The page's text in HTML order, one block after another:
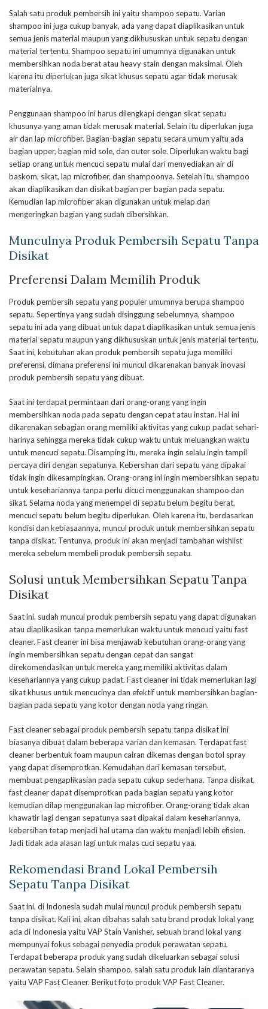
Salah satu produk pembersih ini yaitu shampoo sepatu. Varian
shampoo ini juga cukup banyak, ada yang dapat diaplikasikan untuk
semua jenis material maupun yang dikhususkan untuk sepatu dengan
material tertentu. Shampoo sepatu ini umumnya digunakan untuk
membersihkan noda berat atau heavy stain dengan maksimal. Oleh
karena itu diperlukan juga sikat khusus sepatu agar tidak merusak
materialnya.
Penggunaan shampoo ini harus dilengkapi dengan sikat sepatu
khusunya yang aman tidak merusak material. Selain itu diperlukan juga
air dan lap microfiber. Bagian-bagian sepatu secara umum yaitu ada
bagian upper, bagian mid sole, dan outer sole. Diperlukan waktu bagi
setiap orang untuk mencuci sepatu mulai dari menyediakan air di
baskom, sikat, lap microfiber, dan shampoonya. Setelah itu, shampoo
akan diaplikasikan dan disikat bagian per bagian pada sepatu.
Kemudian lap microfiber akan digunakan untuk melap dan
mengeringkan bagian yang sudah dibersihkan.
Munculnya Produk Pembersih Sepatu Tanpa
Disikat
Preferensi Dalam Memilih Produk
Produk pembersih sepatu yang populer umumnya berupa shampoo
sepatu. Sepertinya yang sudah disinggung sebelumnya, shampoo
sepatu ini ada yang dibuat untuk dapat diaplikasikan untuk semua jenis
material sepatu maupun yang dikhususkan untuk jenis material tertentu.
Saat ini, kebutuhan akan produk pembersih sepatu juga memiliki
preferensi, dimana preferensi ini muncul dikarenakan banyak inovasi
produk pembersih sepatu yang dibuat.
Saat ini terdapat permintaan dari orang-orang yang ingin
membersihkan noda pada sepatu dengan cepat atau instan. Hal ini
dikarenakan sebagian orang memiliki aktivitas yang cukup padat sehari-
harinya sehingga mereka tidak cukup waktu untuk meluangkan waktu
untuk mencuci sepatu. Disamping itu, mereka ingin selalu ingin tampil
percaya diri dengan sepatunya. Kebersihan dari sepatu yang dipakai
tidak ingin dikesampingkan. Orang-orang ini ingin membersihkan sepatu
untuk kesehariannya tanpa perlu dicuci menggunakan shampoo dan
sikat. Selama noda yang menempel di sepatu belum begitu berat,
mencuci sepatu belum begitu diperlukan. Oleh karena itu, berdasarkan
kondisi dan kebiasaannya, muncul produk untuk membersihkan sepatu
tanpa disikat. Tentunya, produk ini akan menjadi tambahan wishlist
mereka sebelum membeli produk pembersih sepatu.
Solusi untuk Membersihkan Sepatu Tanpa
Disikat
Saat ini, sudah muncul produk pembersih sepatu yang dapat digunakan
atau diaplikasikan tanpa memerlukan waktu untuk mencuci yaitu fast
cleaner. Fast cleaner ini bisa menjawab kebutuhan orang-orang yang
ingin membersihkan sepatu dengan cepat dan sangat
direkomendasikan untuk mereka yang memiliki aktivitas dalam
kesehariannya yang cukup padat. Fast cleaner ini tidak memerlukan lagi
sikat khusus untuk mencucinya dan efektif untuk membersihkan bagian-
bagian pada sepatu yang kotor dengan noda yang ringan.
Fast cleaner sebagai produk pembersih sepatu tanpa disikat ini
biasanya dibuat dalam beberapa varian dan kemasan. Terdapat fast
cleaner berbentuk foam maupun cairan dikemas dengan botol spray
yang dapat disemprotkan. Kemudahan dari kemasan tersebut,
membuat pengaplikasian pada sepatu cukup sederhana. Tanpa disikat,
fast cleaner dapat disemprotkan pada bagian sepatu yang kotor
kemudian dilap menggunakan lap microfiber. Orang-orang tidak akan
khawatir lagi dengan sepatunya saat dipakai dalam kesehariannya,
kebersihan tetap menjadi hal utama dan waktu menjadi lebih efisien.
Jadi tidak ada alasan lagi untuk malas cuci sepatu yaa.
Rekomendasi Brand Lokal Pembersih
Sepatu Tanpa Disikat
Saat ini, di Indonesia sudah mulai muncul produk pembersih sepatu
tanpa disikat. Kali ini, akan dibahas salah satu brand produk lokal yang
ada di Indonesia yaitu VAP Stain Vanisher, sebuah brand lokal yang
mempunyai fokus sebagai penyedia produk perawatan sepatu.
Terdapat beberapa produk yang sudah dikeluarkan sebagai solusi
perawatan sepatu. Selain shampoo, salah satu produk lain diantaranya
yaitu VAP Fast Cleaner. Berikut foto produk VAP Fast Cleaner.